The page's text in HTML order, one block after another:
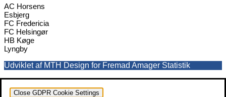
AC Horsens
Esbjerg
FC Fredericia
FC Helsingør
HB Køge
Lyngby
Udviklet af MTH Design for Fremad Amager Statistik
Close GDPR Cookie Settings